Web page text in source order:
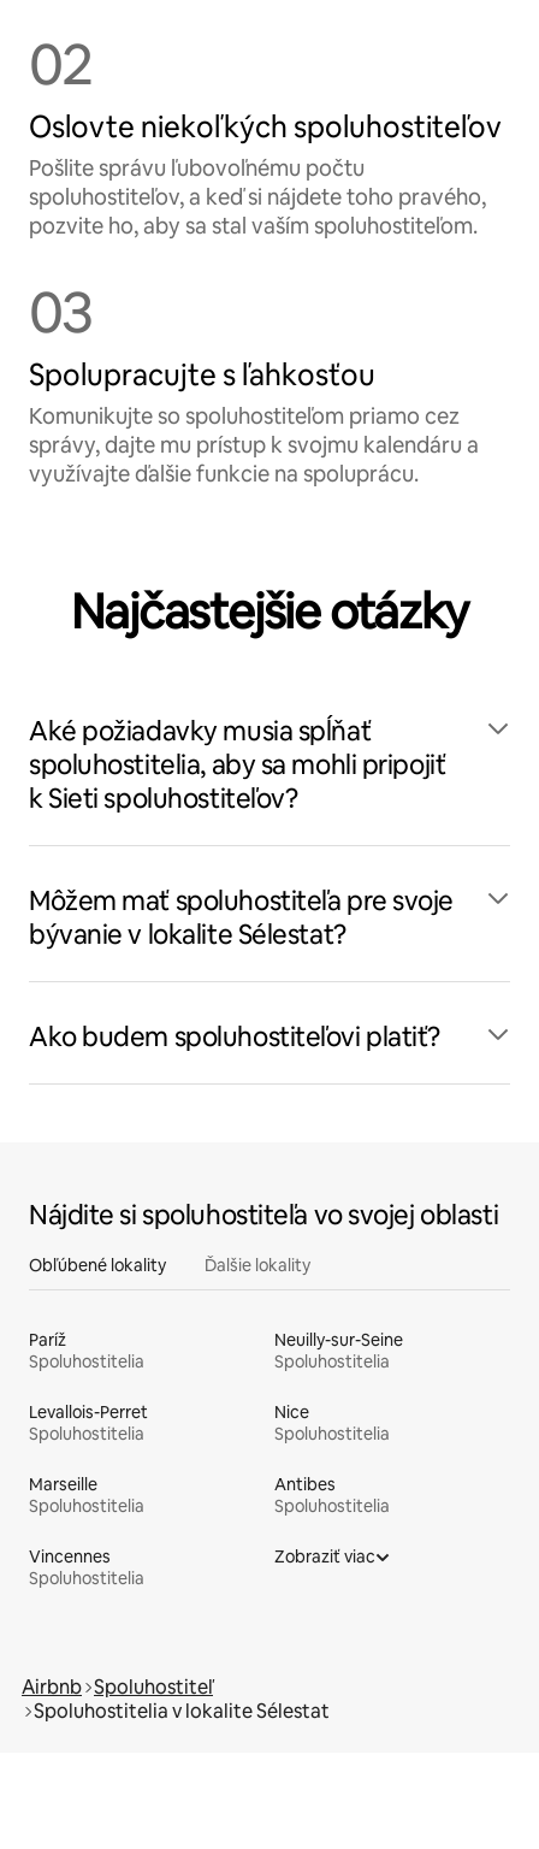
02
Oslovte niekoľkých spoluhostiteľov
Pošlite správu ľubovoľnému počtu
spoluhostiteľov, a keď si nájdete toho pravého,
pozvite ho, aby sa stal vaším spoluhostiteľom.
03
Spolupracujte s ľahkosťou
Komunikujte so spoluhostiteľom priamo cez
správy, dajte mu prístup k svojmu kalendáru a
využívajte ďalšie funkcie na spoluprácu.
Najčastejšie otázky
Aké požiadavky musia spĺňať
spoluhostitelia, aby sa mohli pripojiť
k Sieti spoluhostiteľov?
Môžem mať spoluhostiteľa pre svoje
bývanie v lokalite Sélestat?
Ako budem spoluhostiteľovi platiť?
Nájdite si spoluhostiteľa vo svojej oblasti
Obľúbené lokality Ďalšie lokality
Paríž
Spoluhostitelia
Neuilly-sur-Seine
Spoluhostitelia
Levallois-Perret
Spoluhostitelia
Nice
Spoluhostitelia
Marseille
Spoluhostitelia
Antibes
Spoluhostitelia
Vincennes
Spoluhostitelia
Zobraziť viac
Airbnb Spoluhostiteľ
Spoluhostitelia v lokalite Sélestat